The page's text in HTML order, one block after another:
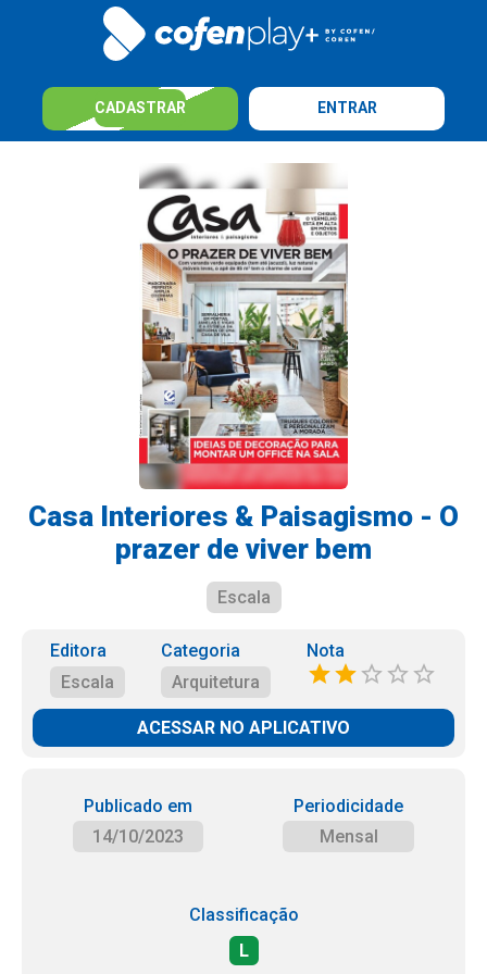
CADASTRAR ENTRAR
Casa Interiores & Paisagismo - O
prazer de viver bem
Escala
Editora
Escala
Categoria
Arquitetura
Nota
ACESSAR NO APLICATIVO
Publicado em
14/10/2023
Periodicidade
Mensal
Classificação
L